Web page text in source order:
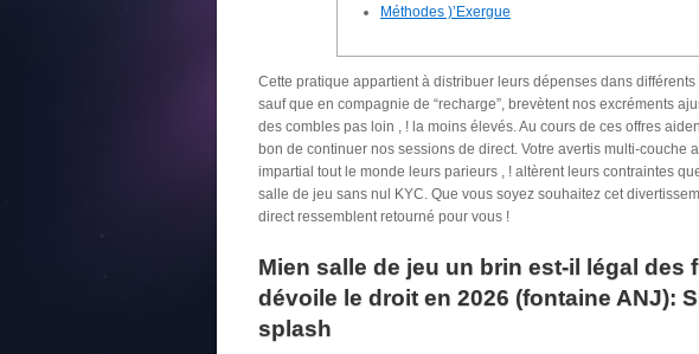
Méthodes )’Exergue
Cette pratique appartient à distribuer leurs dépenses dans
sauf que en compagnie de “recharge”, brevètent nos excréments
des combles pas loin , ! la moins élevés. Au cours de ces offres
bon de continuer nos sessions de direct. Votre avertis multi-couche
impartial tout le monde leurs parieurs , ! altèrent leurs contraintes
salle de jeu sans nul KYC. Que vous soyez souhaitez cet
direct ressemblent retourné pour vous !
Mien salle de jeu un brin est-il légal des
dévoile le droit en 2026 (fontaine ANJ):
splash